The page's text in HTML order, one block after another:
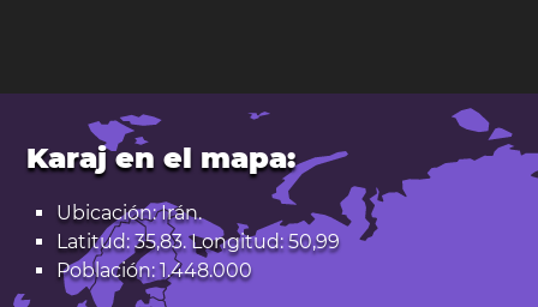
Karaj en el mapa:
Ubicación: Irán.
Latitud: 35,83. Longitud: 50,99
Población: 1.448.000